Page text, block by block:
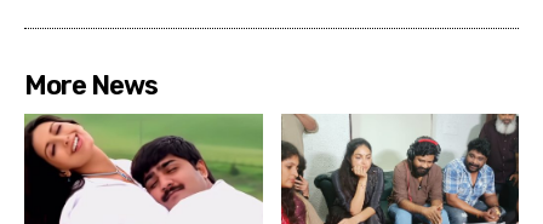
More News